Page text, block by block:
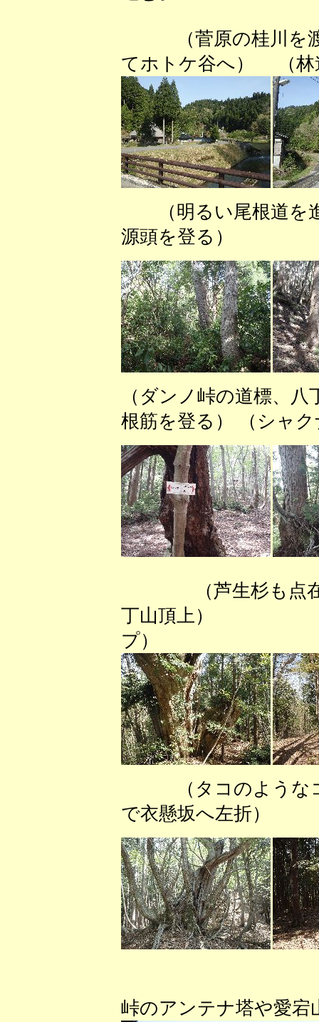
（菅原の桂川を
てホトケ谷へ） （林
（明るい尾根道
源頭を登る） （
（ダンノ峠の道標、
根筋を登る） （シャ
（芦生杉
丁山頂上） （八
プ）
（タコのような
で衣懸坂へ左折）
峠のアンテナ塔や愛宕